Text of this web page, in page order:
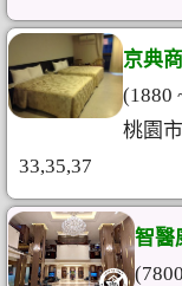
京典
(1880
桃園
33,35,37
智醫